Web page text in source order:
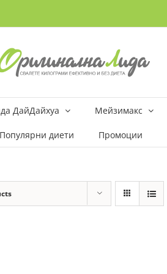
ДайДайхуа Мейзимакс
Популярни диети Промоции